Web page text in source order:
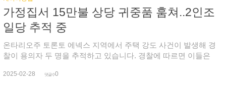
우리 많은 사람들을 후원해서 많 은 정치가를 크게 양성해야 그
것이 바로 힘입니다. 한편, 온주 선거관리위원회 잠정 집계에 따
르면 조성준 당선인은 4천381표, 조성훈 당선인은 477표 차로 승
성공했습니다. 얼TV 뉴스 손희정입니다.
도난 차량 두 대도 압수했습니다. 이들 모두 무장 강도와 5천달
러 이상 장물 소지 등의 혐의를 받는 가운데 이들 중 15세 소년은
석방 명령을 준수하지 않은 것으로 확인됐습니다.
가정집서 15만불 상당 귀중품 훔쳐..2인조
일당 추적 중
온타리오주 토론토 에넥스 지역에서 주택 강도 사건이 발생해 경
찰이 용의자 두 명을 추적하고 있습니다. 경찰에 따르면 이들은
가정집 뒷문으로 들어가 시계와 보석, 핸드백 등 15만 달러 상당
2025-02-28 댓글수0